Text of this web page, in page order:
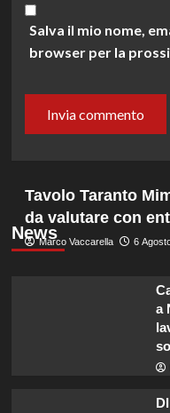
Salva il mio nome,
browser per la
News
Tavolo Taranto
da valutare con
Marco Vaccarella 6
a